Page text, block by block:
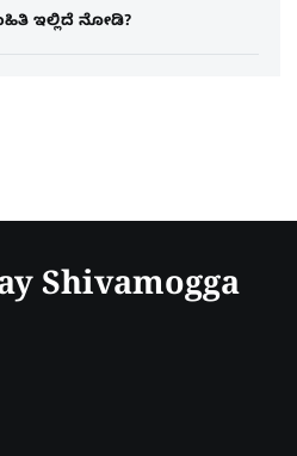
ಇಲ್ಲಿದೆ ನೋಡಿ?
Shivamogga